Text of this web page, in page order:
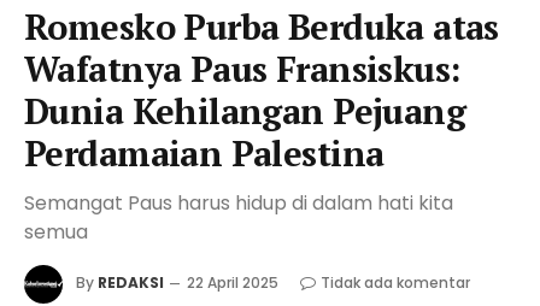
Romesko Purba Berduka atas
Wafatnya Paus Fransiskus:
Dunia Kehilangan Pejuang
Perdamaian Palestina
Semangat Paus harus hidup di dalam hati kita
semua
By REDAKSI 22 April 2025
Tidak ada komentar